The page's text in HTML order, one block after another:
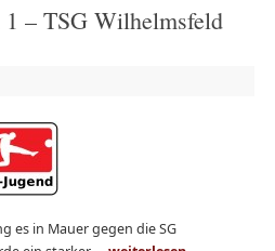
– TSG Wilhelmsfeld
es in Mauer gegen die SG